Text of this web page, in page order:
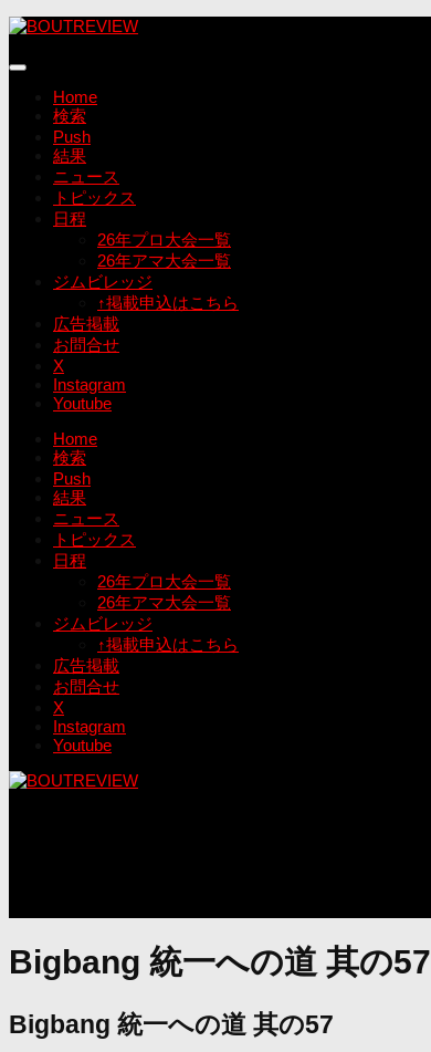
コ
テ
Home
検索
Push
結果
ニュース
トピックス
日程
26年プロ大会一覧
26年アマ大会一覧
ジムビレッジ
↑掲載申込はこちら
広告掲載
お問合せ
X
Instagram
Youtube
Home
検索
Push
結果
ニュース
トピックス
日程
26年プロ大会一覧
26年アマ大会一覧
ジムビレッジ
↑掲載申込はこちら
広告掲載
お問合せ
X
Instagram
Youtube
Bigbang 統一への道 其の57
Bigbang 統一への道 其の57